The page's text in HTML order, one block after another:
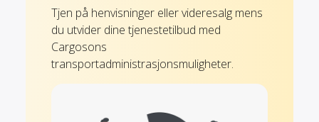
Tjen på henvisninger eller videresalg mens
du utvider dine tjenestetilbud med
Cargosons
transportadministrasjonsmuligheter.